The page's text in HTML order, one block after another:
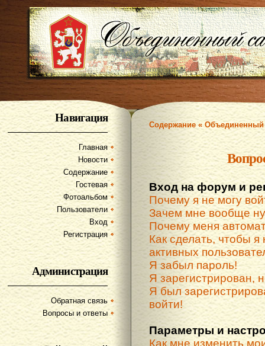
Навигация
Главная
Новости
Содержание
Гостевая
Фотоальбом
Пользователи
Вход
Регистрация
Администрация
Обратная связь
Вопросы и ответы
Содержание «
Вход на форум и
Почему я не могу
Зачем мне вообще
Почему меня
Как сделать, чтобы я
активных
Я забыл пароль!
Я зарегистрирован,
Я был
войти!
Параметры и
Как мне изменить